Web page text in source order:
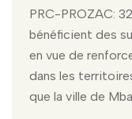
PRC-PROZAC:
bénéficient des
en vue de
dans les
que la ville de